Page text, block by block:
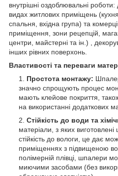
внутрішні оздоблювальні роботи:
видах житлових приміщень
спальня, вхідна група) та
приміщення, зони рецепцій,
центри, майстерні та ін.) ,
інших рівних поверхонь.
Властивості та переваги
Простота монтажу:
значно спрощують процес
мають клейове покриття,
на використанні додаткових
Стійкість до води та
матеріали, з яких
стійкість до вологи, це дає
приміщеннях з підвищеною
полімерній плівці, шпалери
миючими засобами (без